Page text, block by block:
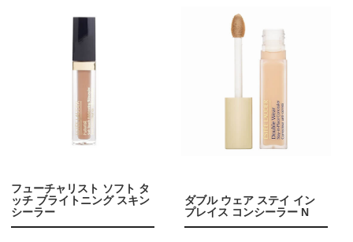
フューチャリスト ソフト タ
ッチ ブライトニング スキン
シーラー
ダブル ウェア ステイ イン
プレイス コンシーラー N